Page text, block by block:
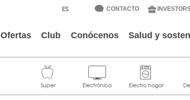
CONTACTO
Ofertas Club Conócenos Salud y